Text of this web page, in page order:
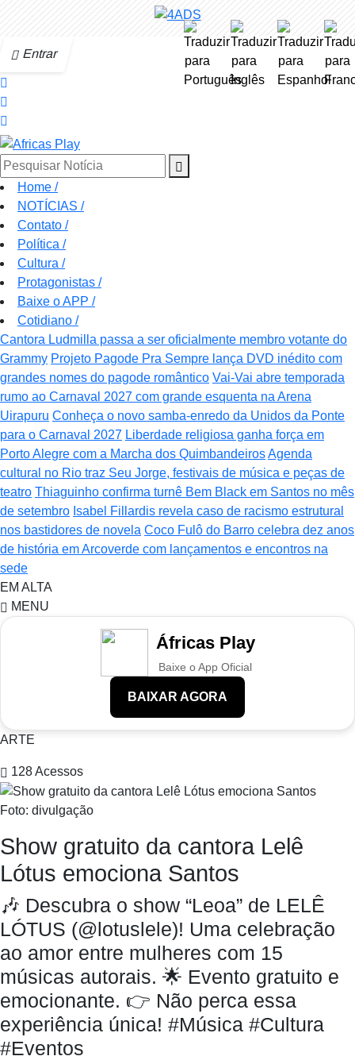
Entrar
Pesquisar Notícia
Home /
NOTÍCIAS /
Contato /
Política /
Cultura /
Protagonistas /
Baixe o APP /
Cotidiano /
Cantora Ludmilla passa a ser oficialmente membro votante do
Grammy Projeto Pagode Pra Sempre lança DVD inédito com
grandes nomes do pagode romântico Vai-Vai abre temporada
rumo ao Carnaval 2027 com grande esquenta na Arena
Uirapuru Conheça o novo samba-enredo da Unidos da Ponte
para o Carnaval 2027 Liberdade religiosa ganha força em
Porto Alegre com a Marcha dos QuimbandeirosAgenda
cultural no Rio traz Seu Jorge, festivais de música e peças de
teatro Thiaguinho confirma turnê Bem Black em Santos no mês
de setembro Isabel Fillardis revela caso de racismo estrutural
nos bastidores de novela Coco Fulô do Barro celebra dez anos
de história em Arcoverde com lançamentos e encontros na
sede
EM ALTA
MENU
Áfricas Play
Baixe o App Oficial
BAIXAR AGORA
ARTE
128Acessos
Foto: divulgação
Show gratuito da cantora Lelê
Lótus emociona Santos
🎶 Descubra o show “Leoa” de LELÊ
LÓTUS (@lotuslele)! Uma celebração
ao amor entre mulheres com 15
músicas autorais. 🌟 Evento gratuito e
emocionante. 👉 Não perca essa
experiência única! #Música #Cultura
#Eventos